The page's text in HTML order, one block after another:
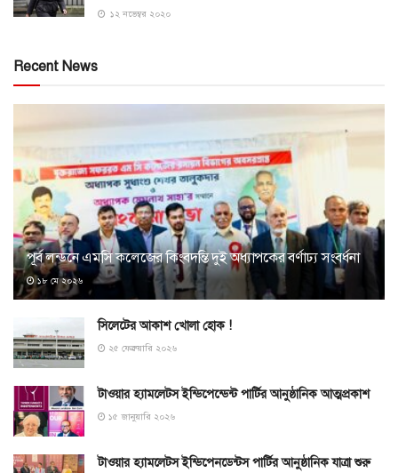
১২ নভেম্বর ২০২০
Recent News
পূর্ব লন্ডনে এমসি কলেজের কিংবদন্তি দুই অধ্যাপকের বর্ণাঢ্য সংবর্ধনা
১৮ মে ২০২৬
সিলেটের আকাশ খোলা হোক !
২৫ ফেব্রুয়ারি ২০২৬
টাওয়ার হ্যামলেটস ইন্ডিপেন্ডেন্ট পার্টির আনুষ্ঠানিক আত্মপ্রকাশ
১৫ জানুয়ারি ২০২৬
টাওয়ার হ্যামলেটস ইন্ডিপেনডেন্টস পার্টির আনুষ্ঠানিক যাত্রা শুরু